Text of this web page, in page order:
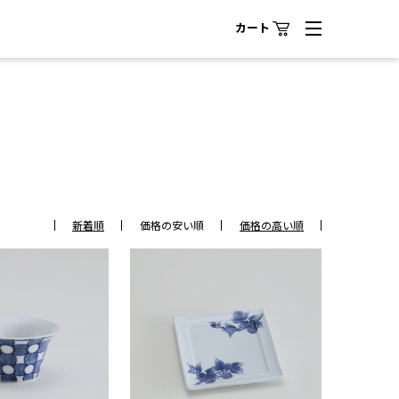
カート
新着順 価格の安い順 価格の高い順